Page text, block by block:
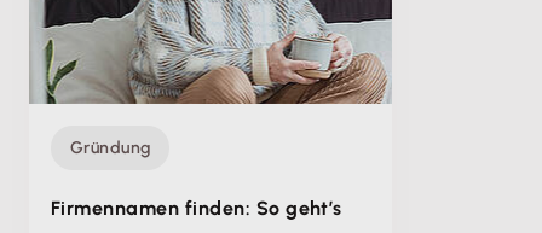
Gründung
Firmennamen finden: So geht’s